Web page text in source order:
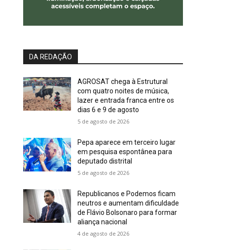
DA REDAÇÃO
AGROSAT chega à Estrutural
com quatro noites de música,
lazer e entrada franca entre os
dias 6 e 9 de agosto
5 de agosto de 2026
Pepa aparece em terceiro lugar
em pesquisa espontânea para
deputado distrital
5 de agosto de 2026
Republicanos e Podemos ficam
neutros e aumentam dificuldade
de Flávio Bolsonaro para formar
aliança nacional
4 de agosto de 2026